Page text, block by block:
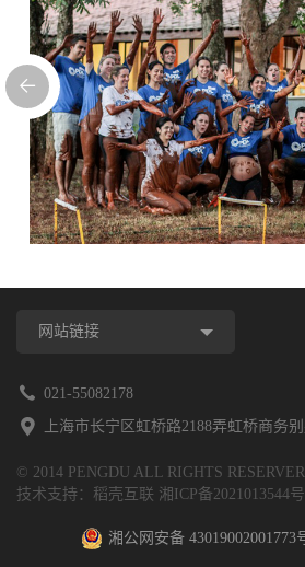
网站链接
021-55082178
上海市长宁区虹桥路2188弄虹桥商务
© 2014 PENGDU ALL RIGHTS RESERVER .
技术支持：稻壳互联 湘ICP备2021013544
湘公网安备 43019002001773